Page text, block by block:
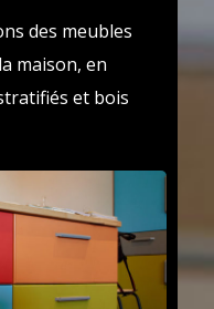
des meubles
maison, en
et bois